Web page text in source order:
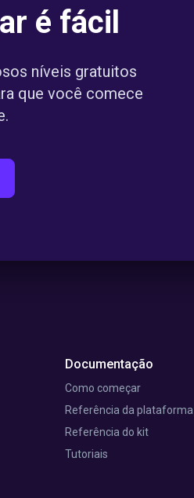
é fácil
níveis gratuitos
que você comece
Documentação
Como começar
Referência da plataforma
Referência do kit
Tutoriais